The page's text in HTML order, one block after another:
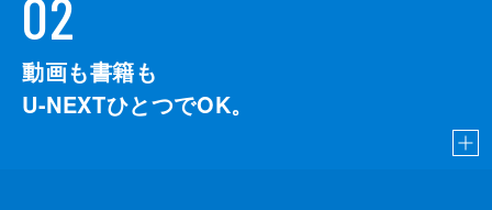
02
動画も書籍も
U-NEXTひとつでOK。